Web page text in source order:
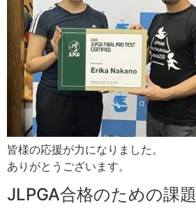
皆様の応援が力になりました。
ありがとうございます。
JLPGA合格のための課題